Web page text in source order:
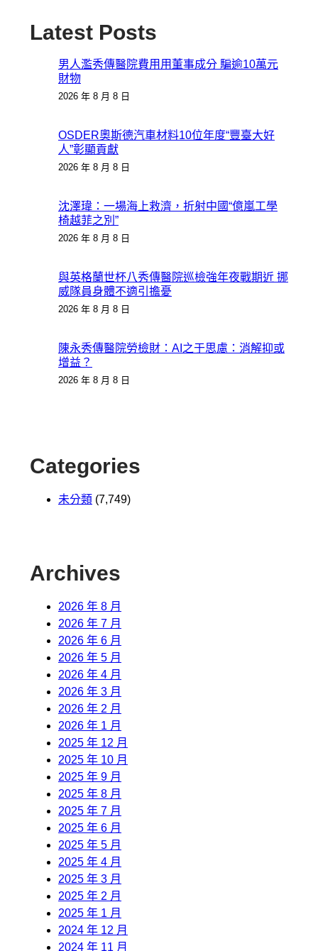
Latest Posts
男人濫秀傳醫院費用用董事成分 騙逾10萬元
財物
2026 年 8 月 8 日
OSDER奧斯德汽車材料10位年度“豐臺大好
人”彰顯貢獻
2026 年 8 月 8 日
沈澤瑋：一場海上救濟，折射中國“億嵐工學
椅越菲之別”
2026 年 8 月 8 日
與英格蘭世杯八秀傳醫院巡檢強年夜戰期近 挪
威隊員身體不適引擔憂
2026 年 8 月 8 日
陳永秀傳醫院勞檢財：AI之于思慮：消解抑或
增益？
2026 年 8 月 8 日
Categories
未分類 (7,749)
Archives
2026 年 8 月
2026 年 7 月
2026 年 6 月
2026 年 5 月
2026 年 4 月
2026 年 3 月
2026 年 2 月
2026 年 1 月
2025 年 12 月
2025 年 10 月
2025 年 9 月
2025 年 8 月
2025 年 7 月
2025 年 6 月
2025 年 5 月
2025 年 4 月
2025 年 3 月
2025 年 2 月
2025 年 1 月
2024 年 12 月
2024 年 11 月